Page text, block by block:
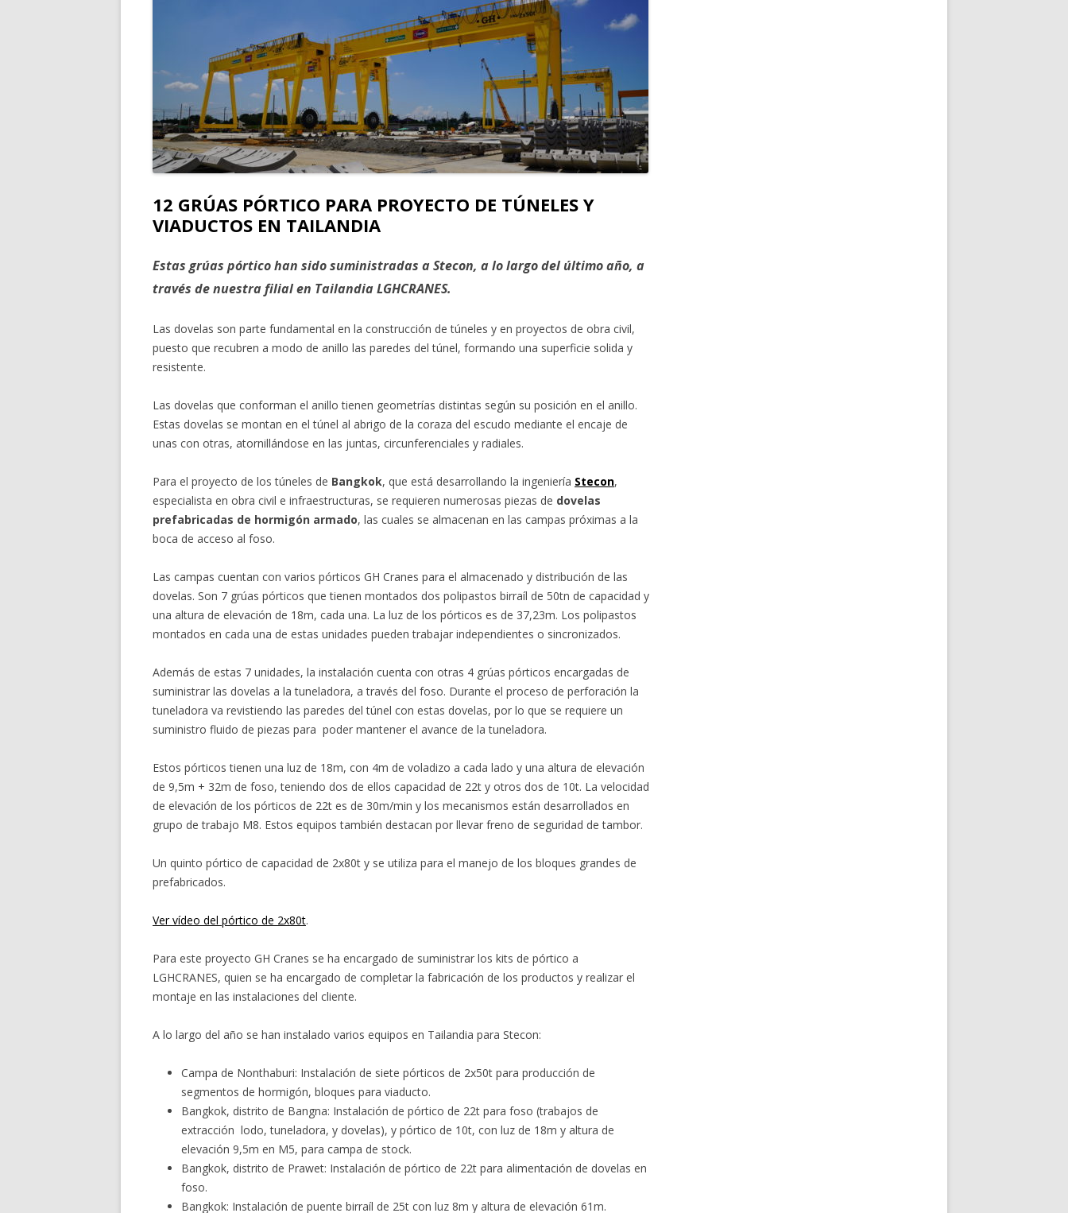
12 GRÚAS PÓRTICO PARA PROYECTO DE TÚNELES Y
VIADUCTOS EN TAILANDIA
Estas grúas pórtico han sido suministradas a Stecon, a lo largo del último año, a
través de nuestra filial en Tailandia LGHCRANES.
Las dovelas son parte fundamental en la construcción de túneles y en proyectos de obra civil,
puesto que recubren a modo de anillo las paredes del túnel, formando una superficie solida y
resistente.
Las dovelas que conforman el anillo tienen geometrías distintas según su posición en el anillo.
Estas dovelas se montan en el túnel al abrigo de la coraza del escudo mediante el encaje de
unas con otras, atornillándose en las juntas, circunferenciales y radiales.
Para el proyecto de los túneles de Bangkok, que está desarrollando la ingeniería Stecon,
especialista en obra civil e infraestructuras, se requieren numerosas piezas de dovelas
prefabricadas de hormigón armado, las cuales se almacenan en las campas próximas a la
boca de acceso al foso.
Las campas cuentan con varios pórticos GH Cranes para el almacenado y distribución de las
dovelas. Son 7 grúas pórticos que tienen montados dos polipastos birraíl de 50tn de capacidad y
una altura de elevación de 18m, cada una. La luz de los pórticos es de 37,23m. Los polipastos
montados en cada una de estas unidades pueden trabajar independientes o sincronizados.
Además de estas 7 unidades, la instalación cuenta con otras 4 grúas pórticos encargadas de
suministrar las dovelas a la tuneladora, a través del foso. Durante el proceso de perforación la
tuneladora va revistiendo las paredes del túnel con estas dovelas, por lo que se requiere un
suministro fluido de piezas para poder mantener el avance de la tuneladora.
Estos pórticos tienen una luz de 18m, con 4m de voladizo a cada lado y una altura de elevación
de 9,5m + 32m de foso, teniendo dos de ellos capacidad de 22t y otros dos de 10t. La velocidad
de elevación de los pórticos de 22t es de 30m/min y los mecanismos están desarrollados en
grupo de trabajo M8. Estos equipos también destacan por llevar freno de seguridad de tambor.
Un quinto pórtico de capacidad de 2x80t y se utiliza para el manejo de los bloques grandes de
prefabricados.
Ver vídeo del pórtico de 2x80t.
Para este proyecto GH Cranes se ha encargado de suministrar los kits de pórtico a
LGHCRANES, quien se ha encargado de completar la fabricación de los productos y realizar el
montaje en las instalaciones del cliente.
A lo largo del año se han instalado varios equipos en Tailandia para Stecon:
Campa de Nonthaburi: Instalación de siete pórticos de 2x50t para producción de
segmentos de hormigón, bloques para viaducto.
Bangkok, distrito de Bangna: Instalación de pórtico de 22t para foso (trabajos de
extracción lodo, tuneladora, y dovelas), y pórtico de 10t, con luz de 18m y altura de
elevación 9,5m en M5, para campa de stock.
Bangkok, distrito de Prawet: Instalación de pórtico de 22t para alimentación de dovelas en
foso.
Bangkok: Instalación de puente birraíl de 25t con luz 8m y altura de elevación 61m.